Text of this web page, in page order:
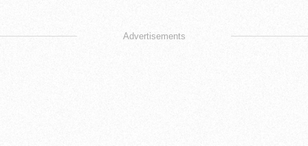
Advertisements